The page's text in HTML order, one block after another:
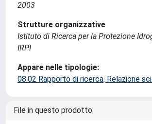
2003
Strutture organizzative
Istituto di Ricerca per la Protezione
IRPI
Appare nelle tipologie:
08.02 Rapporto di ricerca, Relazione
File in questo prodotto: